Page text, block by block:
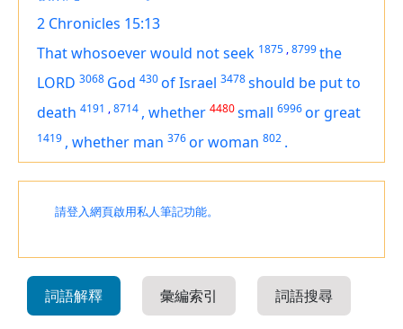
2 Chronicles 15:13
That whosoever would not seek 1875 ,8799the
LORD 3068 God 430of Israel 3478should be put to
death 4191 ,8714 , whether 4480small 6996or great
1419 , whether man 376or woman 802 .
請登入網頁啟用私人筆記功能。
詞語解釋 彙編索引 詞語搜尋